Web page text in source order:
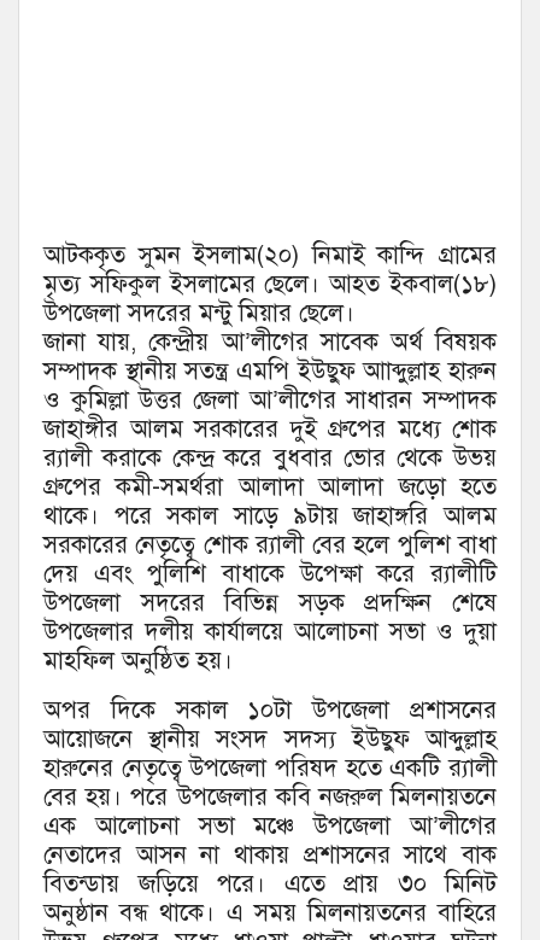
আটককৃত সুমন ইসলাম(২০) নিমাই কান্দি গ্রামের
মৃত্য সফিকুল ইসলামের ছেলে। আহত ইকবাল(১৮)
উপজেলা সদরের মন্টু মিয়ার ছেলে।
জানা যায়, কেন্দ্রীয় আ’লীগের সাবেক অর্থ বিষয়ক
সম্পাদক স্থানীয় সতন্ত্র এমপি ইউছুফ আাব্দুল্লাহ হারুন
ও কুমিল্লা উত্তর জেলা আ’লীগের সাধারন সম্পাদক
জাহাঙ্গীর আলম সরকারের দুই গ্রুপের মধ্যে শোক
র‌্যালী করাকে কেন্দ্র করে বুধবার ভোর থেকে উভয়
গ্রুপের কমী-সমর্থরা আলাদা আলাদা জড়ো হতে
থাকে। পরে সকাল সাড়ে ৯টায় জাহাঙ্গরি আলম
সরকারের নেতৃত্বে শোক র‌্যালী বের হলে পুলিশ বাধা
দেয় এবং পুলিশি বাধাকে উপেক্ষা করে র‌্যালীটি
উপজেলা সদরের বিভিন্ন সড়ক প্রদক্ষিন শেষে
উপজেলার দলীয় কার্যালয়ে আলোচনা সভা ও দুয়া
মাহফিল অনুষ্ঠিত হয়।
অপর দিকে সকাল ১০টা উপজেলা প্রশাসনের
আয়োজনে স্থানীয় সংসদ সদস্য ইউছুফ আব্দুল্লাহ
হারুনের নেতৃত্বে উপজেলা পরিষদ হতে একটি র‌্যালী
বের হয়। পরে উপজেলার কবি নজরুল মিলনায়তনে
এক আলোচনা সভা মঞ্চে উপজেলা আ’লীগের
নেতাদের আসন না থাকায় প্রশাসনের সাথে বাক
বিতন্ডায় জড়িয়ে পরে। এতে প্রায় ৩০ মিনিট
অনুষ্ঠান বন্ধ থাকে। এ সময় মিলনায়তনের বাহিরে